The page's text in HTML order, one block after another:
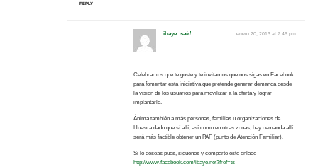
REPLY
ibaye said: enero 20, 2013 at 7:46 pm
Celebramos que te guste y te invitamos que nos sigas en Facebook
para fomentar esta iniciativa que pretende generar demanda desde
la visión de los usuarios para movilizar a la oferta y lograr
implantarlo.
Ánima también a más personas, familias u organizaciones de
Huesca dado que sí allí, así como en otras zonas, hay demanda allí
será más factible obtener un PAF (punto de Atención Familiar).
Si lo deseas pues, síguenos y comparte este enlace
http://www.facebook.com/ibaye.net?fref=ts